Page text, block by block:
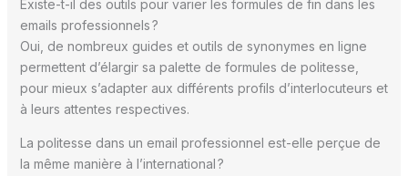
Existe-t-il des outils pour varier les formules de fin dans les
emails professionnels ?
Oui, de nombreux guides et outils de synonymes en ligne
permettent d’élargir sa palette de formules de politesse,
pour mieux s’adapter aux différents profils d’interlocuteurs et
à leurs attentes respectives.
La politesse dans un email professionnel est-elle perçue de
la même manière à l’international ?